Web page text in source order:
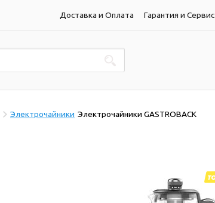
Доставка и Оплата Гарантия и Сервис
Электрочайники Электрочайники GASTROBACK